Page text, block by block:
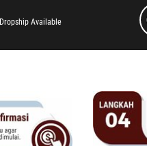
Dropship Available